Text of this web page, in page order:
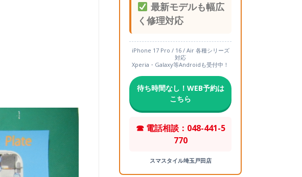
最新モデルも幅広
く修理対応
iPhone 17 Pro / 16 / Air 各種シリーズ
対応
Xperia・Galaxy等Androidも受付中！
待ち時間なし！WEB予約は
こちら
☎ 電話相談：048-441-5
770
スマスタイル埼玉戸田店